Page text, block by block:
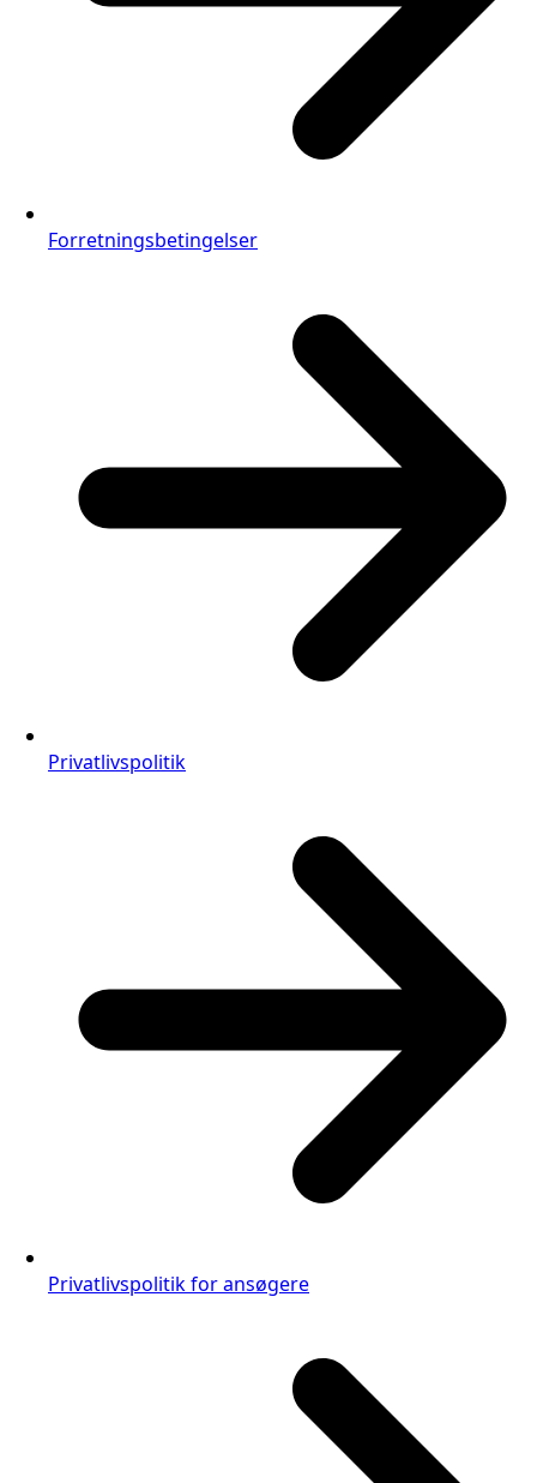
Forretningsbetingelser
Privatlivspolitik
Privatlivspolitik for ansøgere